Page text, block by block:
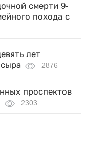
смерти 9-
похода с
лет
2876
проспектов
2303